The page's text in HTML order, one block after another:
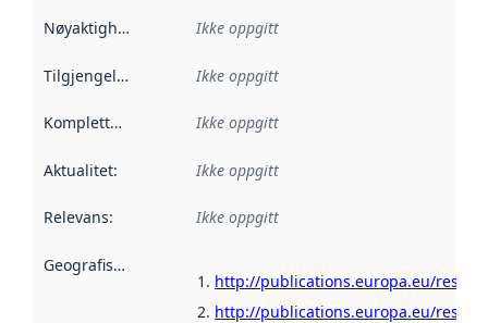
Nøyaktighet Ikke oppgitt
Tilgjengelighet Ikke oppgitt
Kompletthet Ikke oppgitt
Aktualitet: Ikke oppgitt
Relevans: Ikke oppgitt
Geografisk avgrensning
http://publications.europa.eu/
http://publications.europa.eu/